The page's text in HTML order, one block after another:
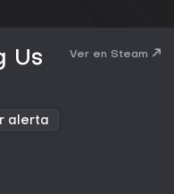
Us
Ver en Steam
alerta